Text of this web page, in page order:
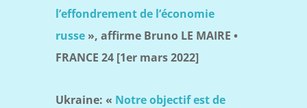
l’effondrement de l’économie
russe », affirme Bruno LE MAIRE •
FRANCE 24 [1er mars 2022]
Ukraine: « Notre objectif est de